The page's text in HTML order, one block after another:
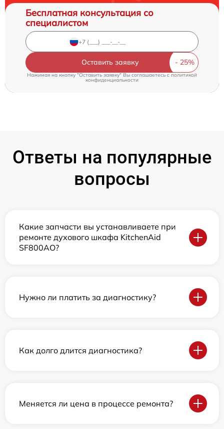
Бесплатная консультация со
специалистом
Оставить заявку
Нажимая на кнопку "Оставить заявку" Вы соглашаетесь cполитикой
конфиденциальности
Ответы на популярные
вопросы
Какие запчасти вы устанавливаете при
ремонте духового шкафа KitchenAid
SF800AO?
Нужно ли платить за диагностику?
Как долго длится диагностика?
Меняется ли цена в процессе ремонта?